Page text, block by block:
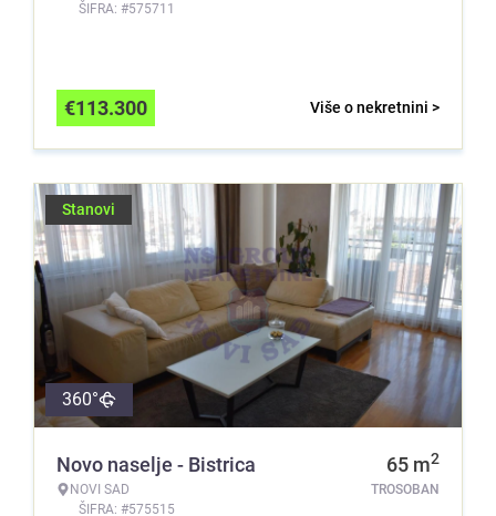
ŠIFRA: #575711
Više o nekretnini >
€113.300
Stanovi
360°
Novo naselje - Bistrica
NOVI SAD
ŠIFRA: #575515
65 m2
TROSOBAN